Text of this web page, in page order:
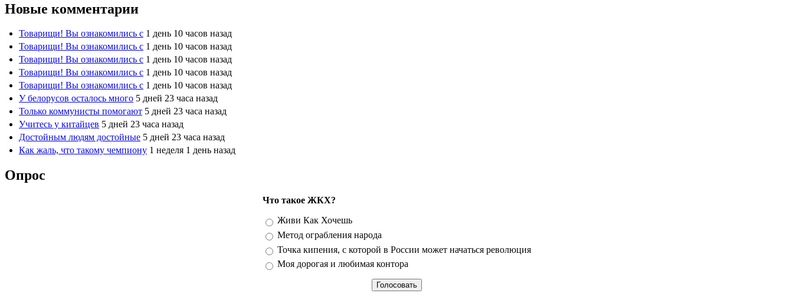
Новые комментарии
Товарищи! Вы ознакомились с 1 день 10 часов назад
Товарищи! Вы ознакомились с 1 день 10 часов назад
Товарищи! Вы ознакомились с 1 день 10 часов назад
Товарищи! Вы ознакомились с 1 день 10 часов назад
Товарищи! Вы ознакомились с 1 день 10 часов назад
У белорусов осталось много 5 дней 23 часа назад
Только коммунисты помогают 5 дней 23 часа назад
Учитесь у китайцев 5 дней 23 часа назад
Достойным людям достойные 5 дней 23 часа назад
Как жаль, что такому чемпиону 1 неделя 1 день назад
Опрос
Что такое ЖКХ?
Варианты
Живи Как Хочешь
Метод ограбления народа
Точка кипения, с которой в России может начаться революция
Моя дорогая и любимая контора